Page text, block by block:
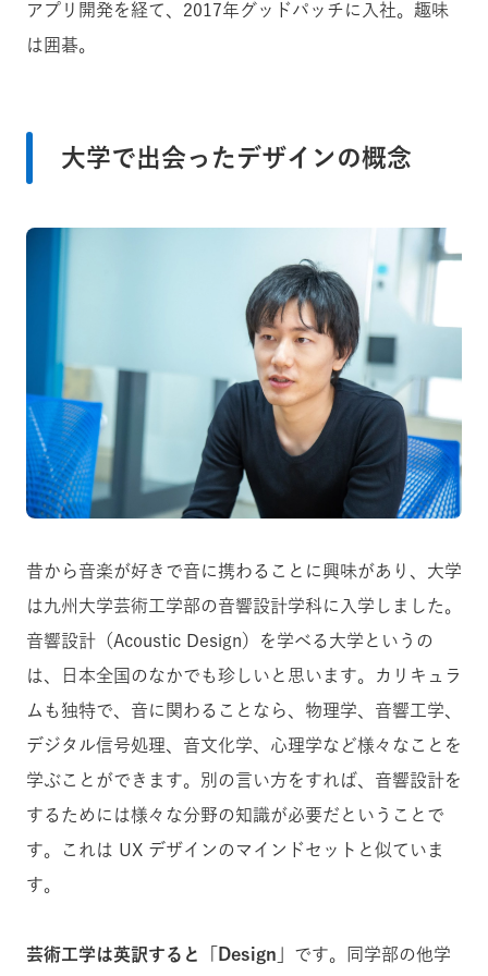
アプリ開発を経て、2017年グッドパッチに入社。趣味
は囲碁。
大学で出会ったデザインの概念
昔から音楽が好きで音に携わることに興味があり、大学
は九州大学芸術工学部の音響設計学科に入学しました。
音響設計（Acoustic Design）を学べる大学というの
は、日本全国のなかでも珍しいと思います。カリキュラ
ムも独特で、音に関わることなら、物理学、音響工学、
デジタル信号処理、音文化学、心理学など様々なことを
学ぶことができます。別の言い方をすれば、音響設計を
するためには様々な分野の知識が必要だということで
す。これは UX デザインのマインドセットと似ていま
す。
芸術工学は英訳すると「Design」 です。同学部の他学